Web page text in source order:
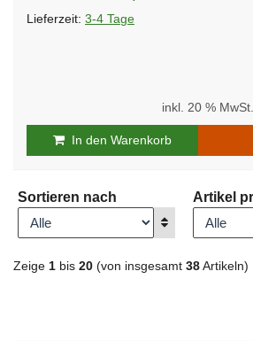
Lieferzeit: 3-4 Tage
inkl. 20 %
In den Warenkorb
Sortieren nach
Anzeigen
Artikel
Zeige 1 bis 20 (von insgesamt 38 Artikeln)